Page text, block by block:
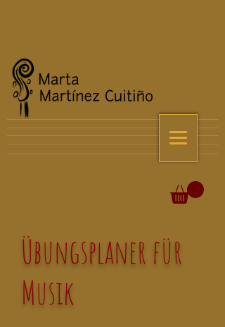
Übungsplaner für
Musik